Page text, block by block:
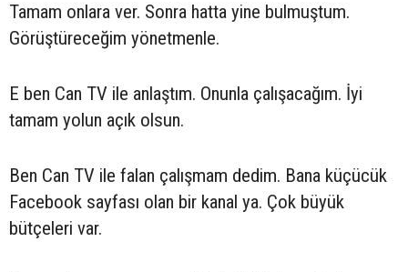
Tamam onlara ver. Sonra hatta yine bulmuştum.
Görüştüreceğim yönetmenle.
E ben Can TV ile anlaştım. Onunla çalışacağım. İyi
tamam yolun açık olsun.
Ben Can TV ile falan çalışmam dedim. Bana küçücük
Facebook sayfası olan bir kanal ya. Çok büyük
bütçeleri var.